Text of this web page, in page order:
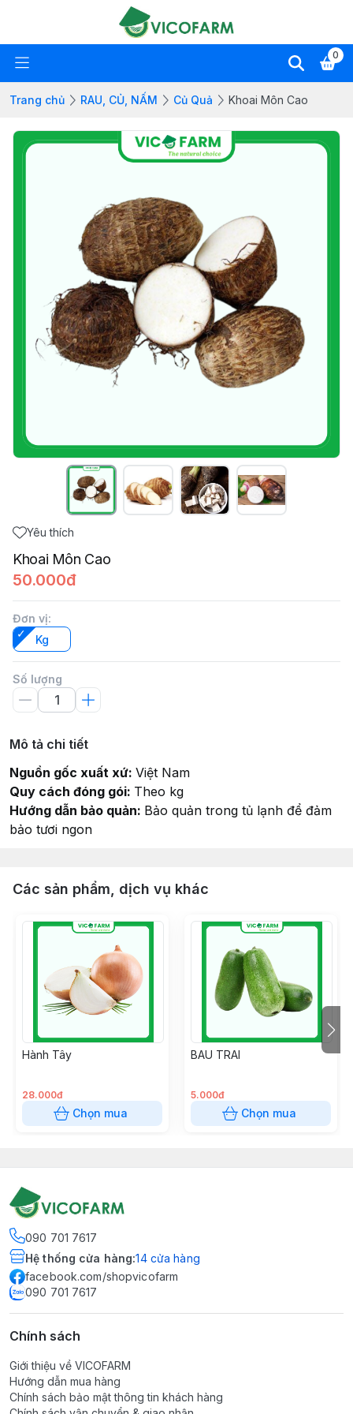
0
Trang chủ RAU, CỦ, NẤM Củ Quả Khoai Môn Cao
Yêu thích
Khoai Môn Cao
50.000đ
Đơn vị:
Kg
Số lượng
Mô tả chi tiết
Nguồn gốc xuất xứ: Việt Nam
Quy cách đóng gói: Theo kg
Hướng dẫn bảo quản: Bảo quản trong tủ lạnh để đảm
bảo tươi ngon
Các sản phẩm, dịch vụ khác
Hành Tây
28.000đ
Chọn mua
BAU TRAI
5.000đ
Chọn mua
090 701 7617
Hệ thống cửa hàng:14 cửa hàng
facebook.com/shopvicofarm
090 701 7617
Chính sách
Giới thiệu về VICOFARM
Hướng dẫn mua hàng
Chính sách bảo mật thông tin khách hàng